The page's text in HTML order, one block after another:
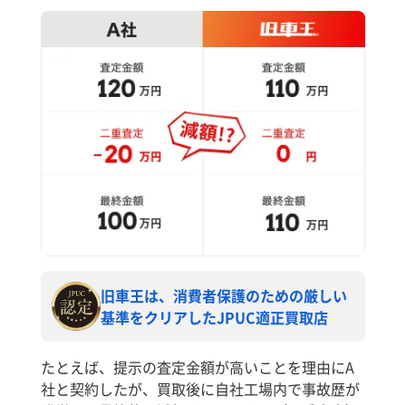
旧車王は、消費者保護のための厳しい
基準をクリアしたJPUC適正買取店
たとえば、提示の査定金額が高いことを理由にA
社と契約したが、買取後に自社工場内で事故歴が